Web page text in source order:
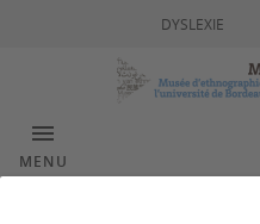
DYSLEXIE
MENU